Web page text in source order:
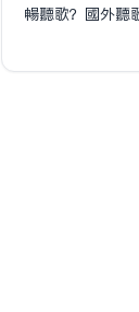
暢聽歌？國外聽